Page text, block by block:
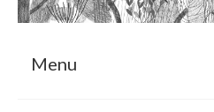
Menu